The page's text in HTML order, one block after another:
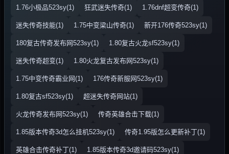
1.76小极品523sy(1) 狂武迷失传奇(1) 1.76dnf超变传奇(1)
迷失传奇技能(1) 1.75中变梁山传奇(1) 新开176传奇523sy(1)
180复古传奇发布网523sy(1) 1.80复古火龙sf523sy(1)
迷失传奇超变(1) 1.80火龙复古发布网523sy(1)
1.75中变传奇霸业网(1) 176传奇新服网523sy(1)
1.80复古sf523sy(1) 超迷失传奇网站(1)
火龙传奇发布网523sy(1) 传奇英雄合击下载(1)
1.85版本传奇3d怎么挂机523sy(1) 传奇1.95版怎么更新补丁(1)
英雄合击传奇补丁(1) 1.85版本传奇3d邀请码523sy(1)